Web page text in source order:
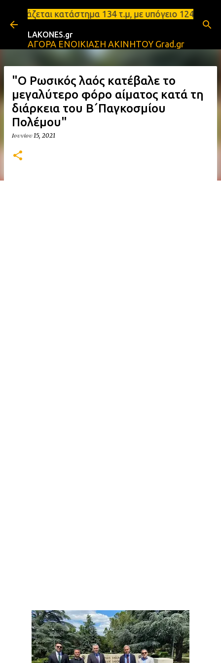
Μετάβαση στο κύριο περιεχόμενο
134 τ.μ, με υπόγειο 124τ.μ και
LAKONES.gr
ΑΓΟΡΑ ΕΝΟΙΚΙΑΣΗ ΑΚΙΝΗΤΟΥ Grad.gr
"Ο Ρωσικός λαός κατέβαλε το
μεγαλύτερο φόρο αίματος κατά τη
διάρκεια του Β´Παγκοσμίου
Πολέμου"
Ιουνίου 15, 2021